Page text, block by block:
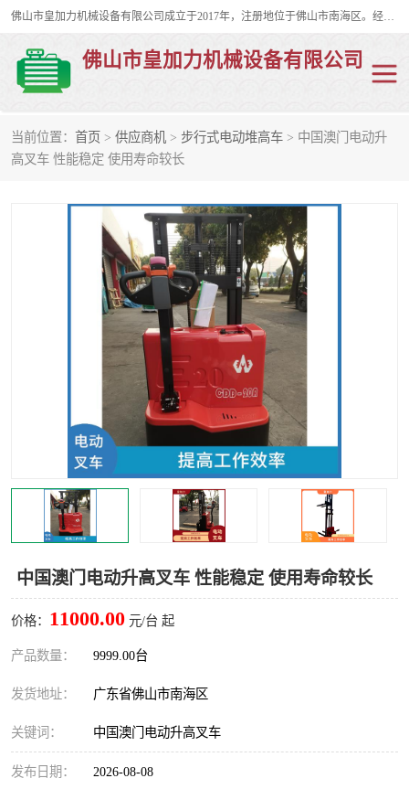
佛山市皇加力机械设备有限公司成立于2017年，注册地位于佛山市南海区。经营范围包括：其他机械设备及电子产品批发、电气设备批发、贸易代理、五金产品批发等；主要产品有：移动式登车桥、叉车装卸货平台、移动式升降机、升降货梯、油桶夹具、电动堆高车。
佛山市皇加力机械设备有限公司
当前位置： 首页 > 供应商机 > 步行式电动堆高车 > 中国澳门电动升
高叉车 性能稳定 使用寿命较长
中国澳门电动升高叉车 性能稳定 使用寿命较长
价格： 11000.00 元/台 起
产品数量： 9999.00台
发货地址： 广东省佛山市南海区
关键词： 中国澳门电动升高叉车
发布日期： 2026-08-08
移动式登车桥
步行式电动堆高车 移动登车台
叉车装卸货平台 电动搬运车
移动式升降平台 升降货梯
集装箱装柜平台 油桶夹具